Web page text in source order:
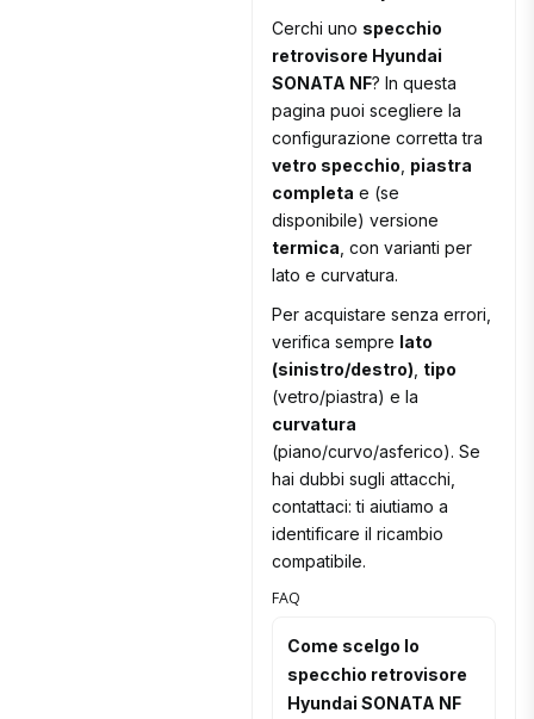
Cerchi uno specchio
retrovisore Hyundai
SONATA NF? In questa
pagina puoi scegliere la
configurazione corretta tra
vetro specchio piastra
completa e (se
disponibile) versione
termica , con varianti per
lato e curvatura.
Per acquistare senza errori,
verifica sempre lato
(sinistro/destro) tipo
(vetro/piastra) e la
curvatura
(piano/curvo/asferico). Se
hai dubbi sugli attacchi,
contattaci: ti aiutiamo a
identificare il ricambio
compatibile.
FAQ
Come scelgo lo
specchio retrovisore
Hyundai SONATA NF